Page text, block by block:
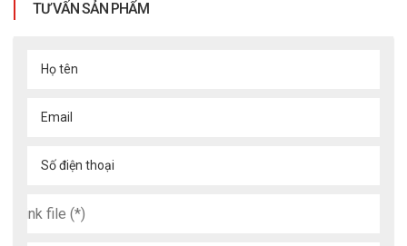
TƯ VẤN SẢN PHẨM
Họ tên
Email
Số điện thoại